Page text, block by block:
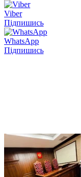
Viber
Підпишись
WhatsApp
Підпишись